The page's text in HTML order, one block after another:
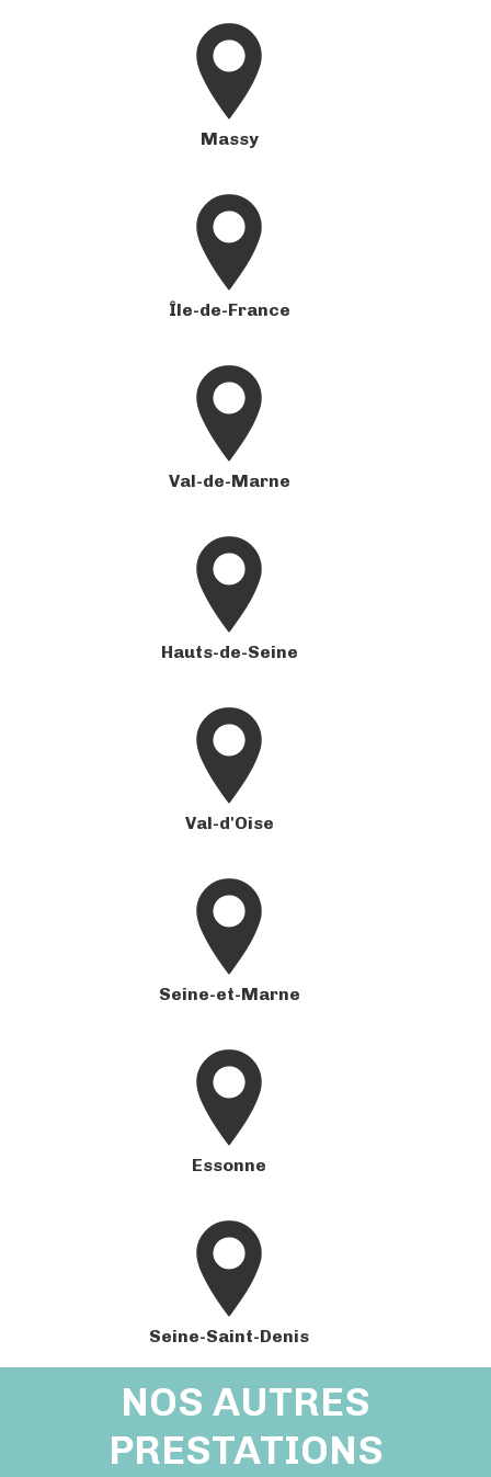
Massy
Île-de-France
Val-de-Marne
Hauts-de-Seine
Val-d'Oise
Seine-et-Marne
Essonne
Seine-Saint-Denis
NOS AUTRES
PRESTATIONS